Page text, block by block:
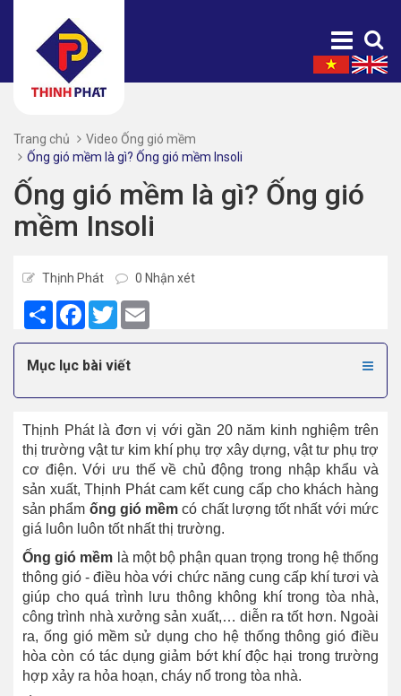
Trang chủ
Video Ống gió mềm
Ống gió mềm là gì? Ống gió mềm Insoli
Ống gió mềm là gì? Ống gió
mềm Insoli
Thịnh Phát 0 Nhận xét
Share Facebook
Twitter
Mục lục bài viết
Thịnh Phát là đơn vị với gần 20 năm kinh nghiệm trên
thị trường vật tư kim khí phụ trợ xây dựng, vật tư phụ trợ
cơ điện. Với ưu thế về chủ động trong nhập khẩu và
sản xuất, Thịnh Phát cam kết cung cấp cho khách hàng
sản phẩm ống gió mềm có chất lượng tốt nhất với mức
giá luôn luôn tốt nhất thị trường.
Ống gió mềm là một bộ phận quan trọng trong hệ thống
thông gió - điều hòa với chức năng cung cấp khí tươi và
giúp cho quá trình lưu thông không khí trong tòa nhà,
công trình nhà xưởng sản xuất,… diễn ra tốt hơn. Ngoài
ra, ống gió mềm sử dụng cho hệ thống thông gió điều
hòa còn có tác dụng giảm bớt khí độc hại trong trường
hợp xảy ra hỏa hoạn, cháy nổ trong tòa nhà.